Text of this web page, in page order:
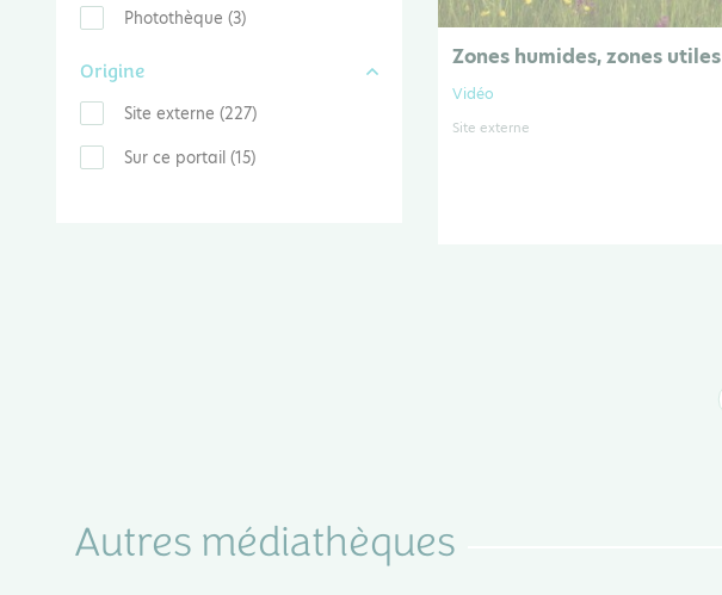
Photothèque (3)
Origine
Site externe (227)
Sur ce portail (15)
Zones humides, zones utiles
Vidéo
Site externe
Autres médiathèques